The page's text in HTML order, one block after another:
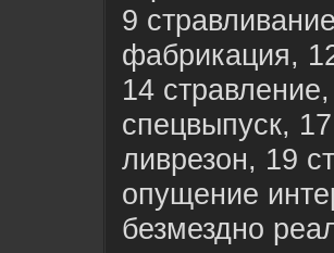
9
фабрикация,
14
спецвыпуск,
ливрезон, 19
опущение
безмездно